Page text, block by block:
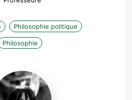
Philosophie politique
Philosophie
Nathalie
Hutter-
Lardeau